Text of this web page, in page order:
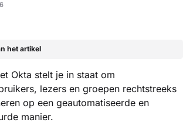
het artikel
Okta stelt je in staat om
lezers en groepen rechtstreeks
op een geautomatiseerde en
manier.